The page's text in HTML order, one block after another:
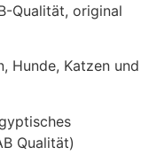
Qualität, original
Hunde, Katzen und
Qualität)